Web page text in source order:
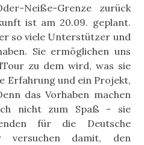
Neiße-Grenze zurück
ist am 20.09. geplant.
so viele Unterstützer und
Sie ermöglichen uns
zu dem wird, was sie
Erfahrung und ein Projekt,
das Vorhaben machen
nicht zum Spaß - sie
für die Deutsche
versuchen damit, den